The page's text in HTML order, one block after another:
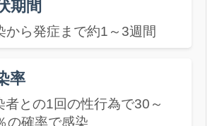
期間
から発症まで約1～3週間
率
者との1回の性行為で30～
の確率で感染